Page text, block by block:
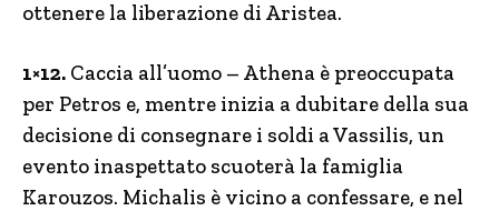
ottenere la liberazione di Aristea.
1×12. Caccia all’uomo – Athena è preoccupata
per Petros e, mentre inizia a dubitare della sua
decisione di consegnare i soldi a Vassilis, un
evento inaspettato scuoterà la famiglia
Karouzos. Michalis è vicino a confessare, e nel